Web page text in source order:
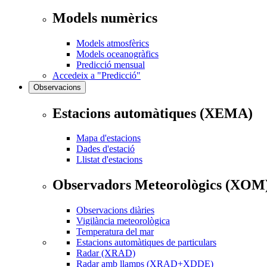
Models numèrics
Models atmosfèrics
Models oceanogràfics
Predicció mensual
Accedeix a "Predicció"
Observacions
Estacions automàtiques (XEMA)
Mapa d'estacions
Dades d'estació
Llistat d'estacions
Observadors Meteorològics
Observacions diàries
Vigilància meteorològica
Temperatura del mar
Estacions automàtiques de particulars
Radar (XRAD)
Radar amb llamps (XRAD+XDDE)